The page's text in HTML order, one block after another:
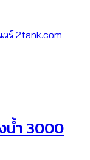
น้ำ 3000